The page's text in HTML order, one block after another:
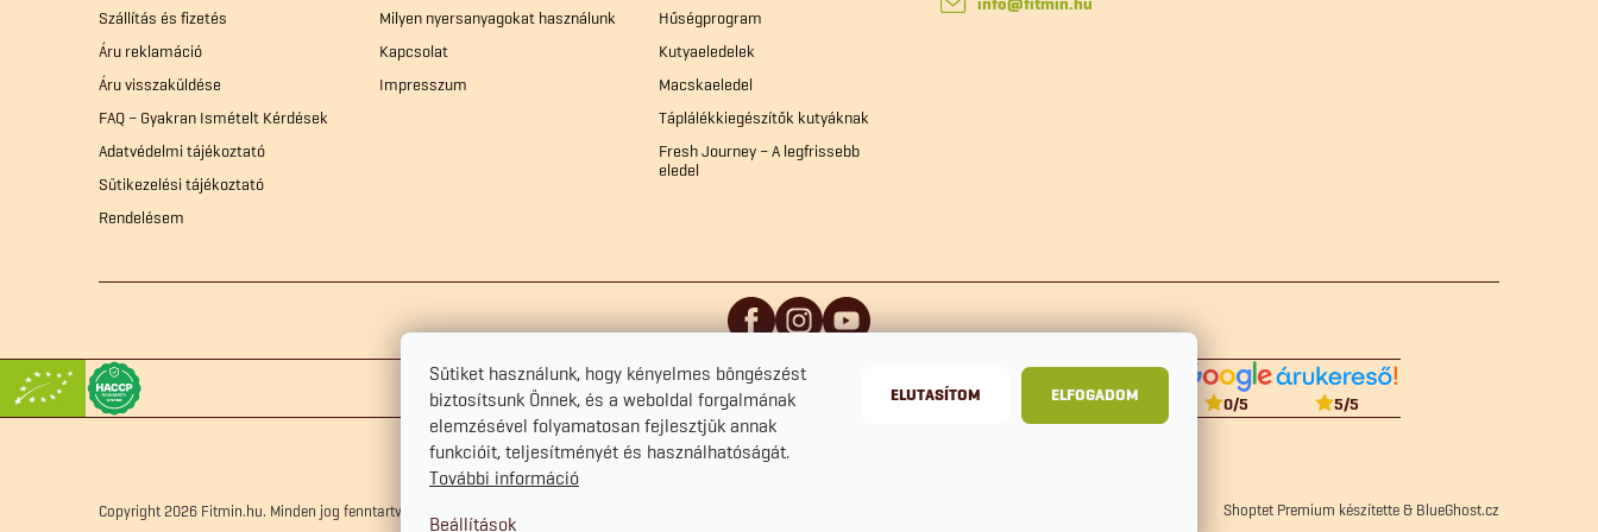
Sütiket használunk, hogy kényelmes böngészést
biztosítsunk Önnek, és a weboldal forgalmának
elemzésével folyamatosan fejlesztjük annak
funkcióit, teljesítményét és használhatóságát.
További információ
Beállítások
ELUTASÍTOM ELFOGADOM
Szállítás és fizetés
Áru reklamáció
Áru visszaküldése
FAQ – Gyakran Ismételt Kérdések
Adatvédelmi tájékoztató
Sütikezelési tájékoztató
Rendelésem
Milyen nyersanyagokat használunk
Kapcsolat
Impresszum
Hűségprogram
Kutyaeledelek
Macskaeledel
Táplálékkiegészítők kutyáknak
Fresh Journey – A legfrissebb
eledel
info@fitmin.hu
0/5 5/5
Shoptet Premium készítette & BlueGhost.cz
Copyright 2026 Fitmin.hu. Minden jog fenntartva.